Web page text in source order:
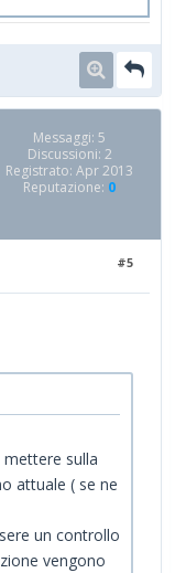
Messaggi: 5
Discussioni: 2
Registrato: Apr 2013
Reputazione: 0
#5
sulla
attuale ( se ne
un controllo
vengono